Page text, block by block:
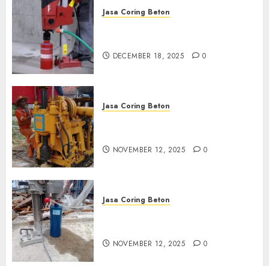
Jasa Coring Beton
DECEMBER 18, 2025 0
Jasa Coring Beton
NOVEMBER 12, 2025 0
Jasa Coring Beton
NOVEMBER 12, 2025 0